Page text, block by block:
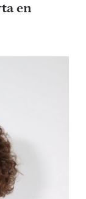
en